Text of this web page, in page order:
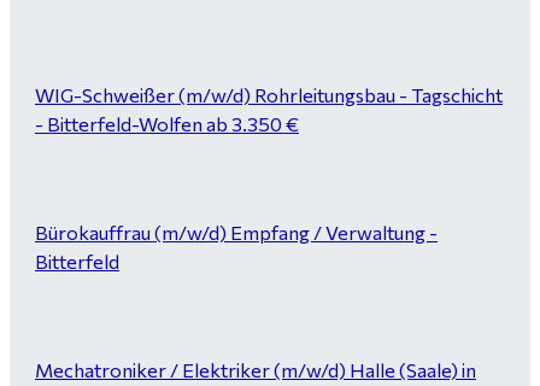
WIG-Schweißer (m/w/d) Rohrleitungsbau - Tagschicht
- Bitterfeld-Wolfen ab 3.350 €
Bürokauffrau (m/w/d) Empfang / Verwaltung -
Bitterfeld
Mechatroniker / Elektriker (m/w/d) Halle (Saale) in